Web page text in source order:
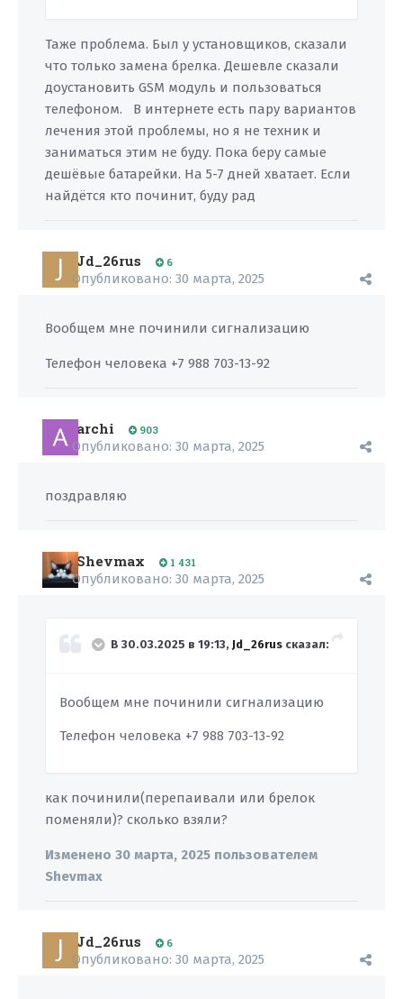
Таже проблема. Был у установщиков, сказали
что только замена брелка. Дешевле сказали
доустановить GSM модуль и пользоваться
телефоном. В интернете есть пару вариантов
лечения этой проблемы, но я не техник и
заниматься этим не буду. Пока беру самые
дешёвые батарейки. На 5-7 дней хватает. Если
найдётся кто починит, буду рад
Jd_26rus 6
Опубликовано: 30 марта, 2025
Вообщем мне починили сигнализацию
Телефон человека +7 988 703-13-92
archi 903
Опубликовано: 30 марта, 2025
поздравляю
Shevmax 1 431
Опубликовано: 30 марта, 2025
В 30.03.2025 в 19:13, Jd_26rus сказал:
Вообщем мне починили сигнализацию
Телефон человека +7 988 703-13-92
как починили(перепаивали или брелок
поменяли)? сколько взяли?
Изменено 30 марта, 2025 пользователем
Shevmax
Jd_26rus 6
Опубликовано: 30 марта, 2025